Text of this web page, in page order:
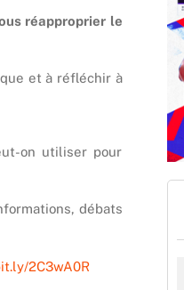
réapproprier le
et à réfléchir à
on utiliser pour
débats
2C3wA0R